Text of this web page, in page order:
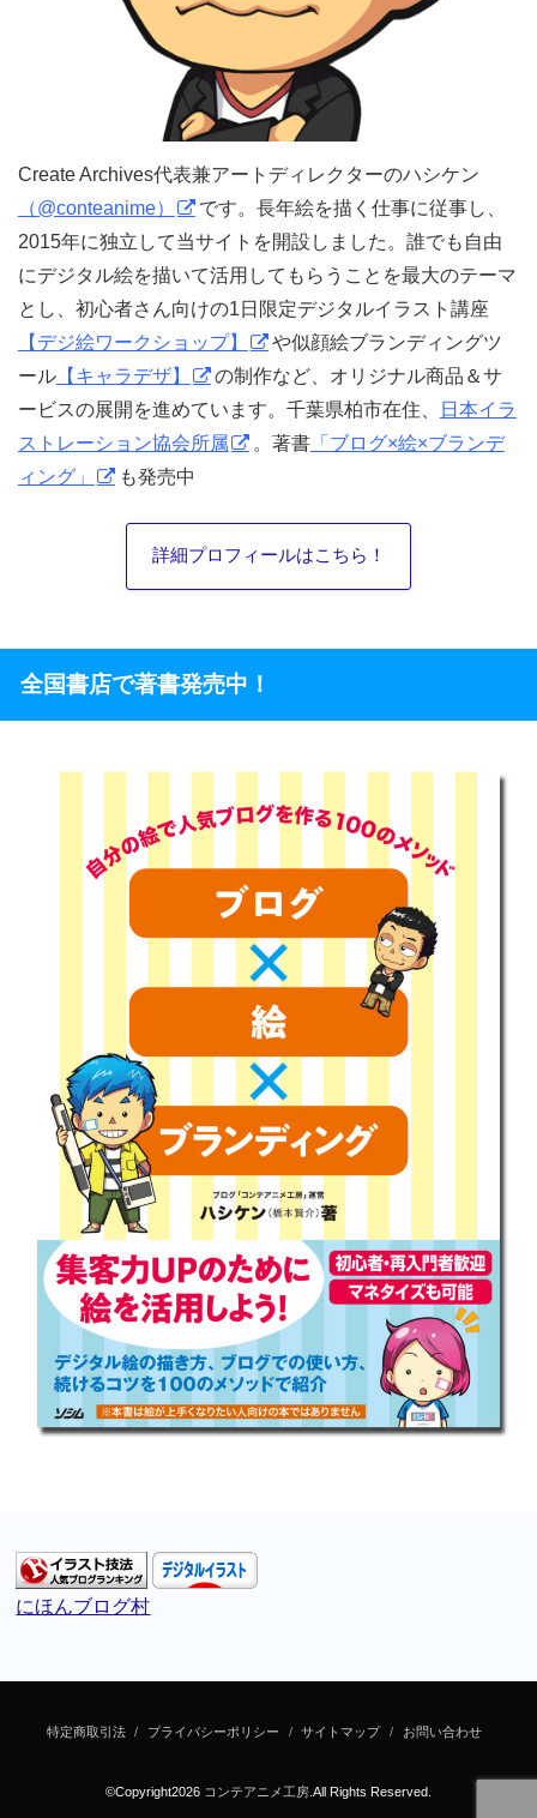
Create Archives代表兼アートディレクターのハシケン
（@conteanime）
です。長年絵を描く仕事に従事し、
2015年に独立して当サイトを開設しました。誰でも自由
にデジタル絵を描いて活用してもらうことを最大のテーマ
とし、初心者さん向けの1日限定デジタルイラスト講座
【デジ絵ワークショップ】
や似顔絵ブランディングツ
ール【キャラデザ】
の制作など、オリジナル商品＆サ
ービスの展開を進めています。千葉県柏市在住、
日本イラ
ストレーション協会所属
。著書「ブログ×絵×ブランデ
ィング」
も発売中
詳細プロフィールはこちら！
全国書店で著書発売中！
にほんブログ村
特定商取引法 プライバシーポリシー サイトマップ お問い合わせ
©Copyright2026 コンテアニメ工房.All Rights Reserved.